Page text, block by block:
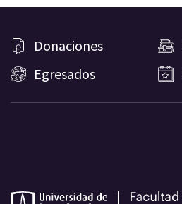
Donaciones
Egresados